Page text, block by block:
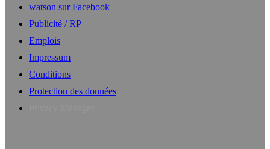
watson sur Facebook
Publicité / RP
Emplois
Impressum
Conditions
Protection des données